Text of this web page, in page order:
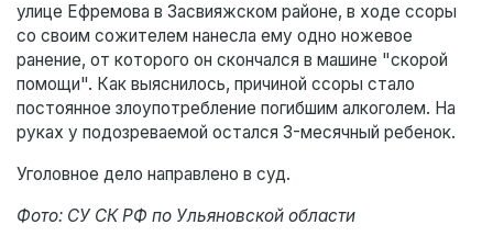
улице Ефремова в Засвияжском районе, в ходе ссоры
со своим сожителем нанесла ему одно ножевое
ранение, от которого он скончался в машине "скорой
помощи". Как выяснилось, причиной ссоры стало
постоянное злоупотребление погибшим алкоголем. На
руках у подозреваемой остался 3-месячный ребенок.
Уголовное дело направлено в суд.
Фото: СУ СК РФ по Ульяновской области